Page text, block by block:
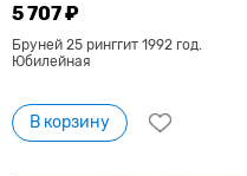
5 707 ₽
Бруней 25 ринггит 1992 год.
Юбилейная
В корзину